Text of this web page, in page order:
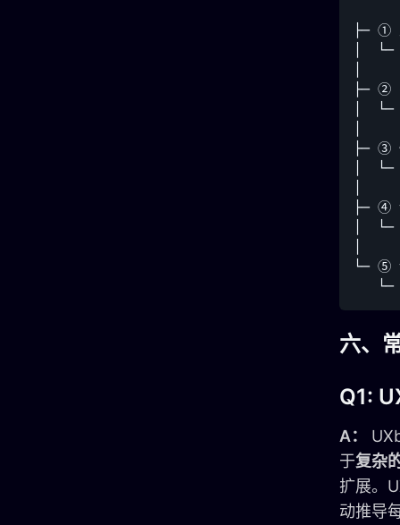
├─ ①
│
├─ ②
│
├─ ③
│
├─ ④
│
└─ ⑤
六、
Q1:
A：
于复杂
扩展。
动推导